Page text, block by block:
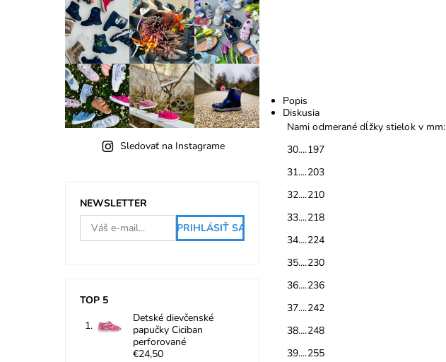
Popis
Diskusia
Nami odmerané dĺžky stielok v mm:
30....197
31....203
32....210
33....218
34....224
35....230
36....236
37....242
38....248
39....255
Sledovať na Instagrame
NEWSLETTER
TOP 5
Detské dievčenské
papučky Ciciban
perforované
€24,50